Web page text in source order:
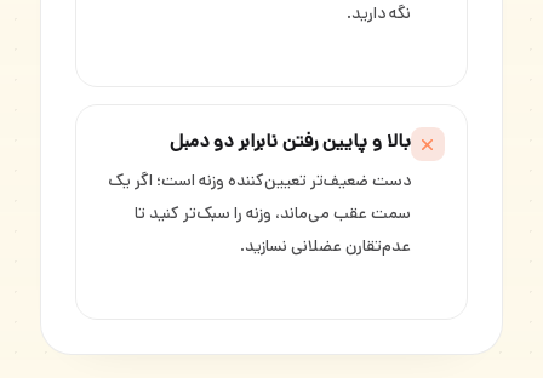
نگه دارید.
بالا و پایین رفتن نابرابر دو دمبل
دست ضعیف‌تر تعیین‌کننده وزنه است؛ اگر یک
سمت عقب می‌ماند، وزنه را سبک‌تر کنید تا
عدم‌تقارن عضلانی نسازید.